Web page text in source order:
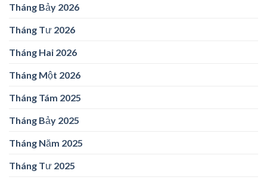
Tháng Bảy 2026
Tháng Tư 2026
Tháng Hai 2026
Tháng Một 2026
Tháng Tám 2025
Tháng Bảy 2025
Tháng Năm 2025
Tháng Tư 2025